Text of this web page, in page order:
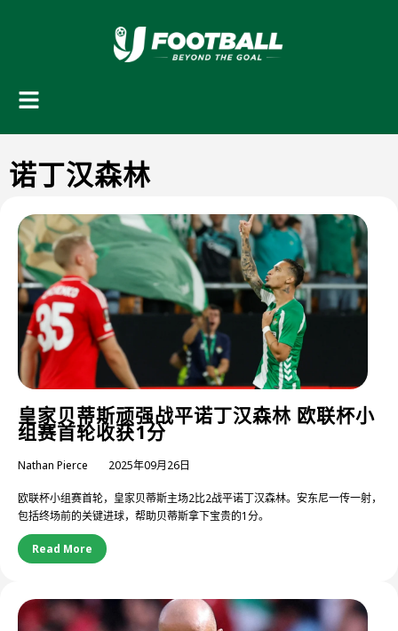
诺丁汉森林
皇家贝蒂斯顽强战平诺丁汉森林 欧联杯小
组赛首轮收获1分
Nathan Pierce 2025年09月26日
欧联杯小组赛首轮，皇家贝蒂斯主场2比2战平诺丁汉森林。安东尼一传一射，
包括终场前的关键进球，帮助贝蒂斯拿下宝贵的1分。
Read More